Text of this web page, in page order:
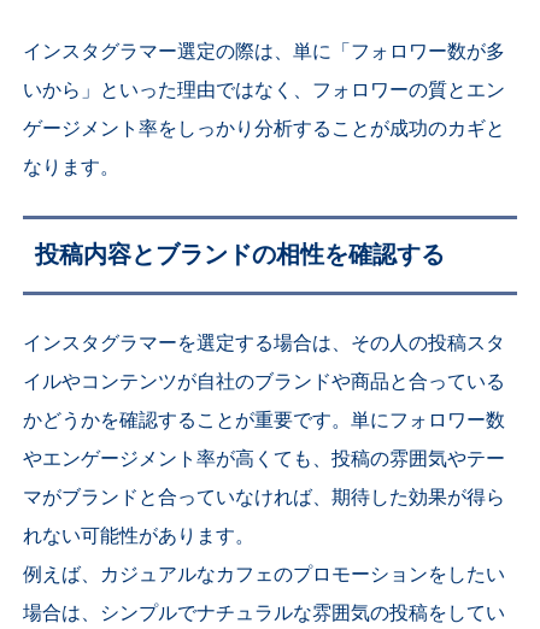
インスタグラマー選定の際は、単に「フォロワー数が多
いから」といった理由ではなく、フォロワーの質とエン
ゲージメント率をしっかり分析することが成功のカギと
なります。
投稿内容とブランドの相性を確認する
インスタグラマーを選定する場合は、その人の投稿スタ
イルやコンテンツが自社のブランドや商品と合っている
かどうかを確認することが重要です。単にフォロワー数
やエンゲージメント率が高くても、投稿の雰囲気やテー
マがブランドと合っていなければ、期待した効果が得ら
れない可能性があります。
例えば、カジュアルなカフェのプロモーションをしたい
場合は、シンプルでナチュラルな雰囲気の投稿をしてい